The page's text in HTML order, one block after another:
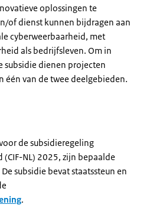
oplossingen te
of dienst kunnen bijdragen aan
cyberweerbaarheid, met
als bedrijfsleven. Om in
subsidie dienen projecten
één van de twee deelgebieden.
de subsidieregeling
NL) 2025, zijn bepaalde
subsidie bevat staatssteun en
.